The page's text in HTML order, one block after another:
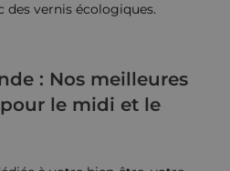
des vernis écologiques.
: Nos meilleures
le midi et le